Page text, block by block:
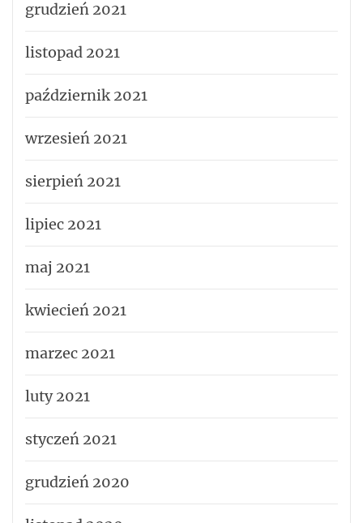
grudzień 2021
listopad 2021
październik 2021
wrzesień 2021
sierpień 2021
lipiec 2021
maj 2021
kwiecień 2021
marzec 2021
luty 2021
styczeń 2021
grudzień 2020